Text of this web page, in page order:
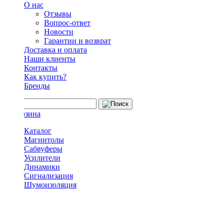
О нас
Отзывы
Вопрос-ответ
Новости
Гарантии и возврат
Доставка и оплата
Наши клиенты
Контакты
Как купить?
Бренды
Каталог
Магнитолы
Сабвуферы
Усилители
Динамики
Сигнализация
Шумоизоляция